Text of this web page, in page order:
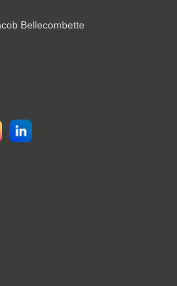
Bellecombette